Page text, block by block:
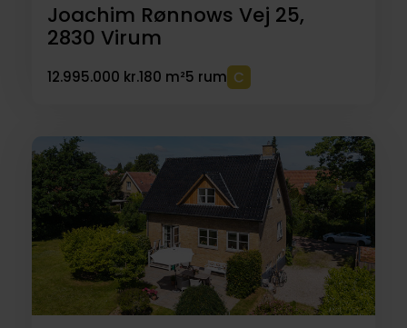
Joachim Rønnows Vej 25,
2830 Virum
12.995.000 kr.180 m²5 rum